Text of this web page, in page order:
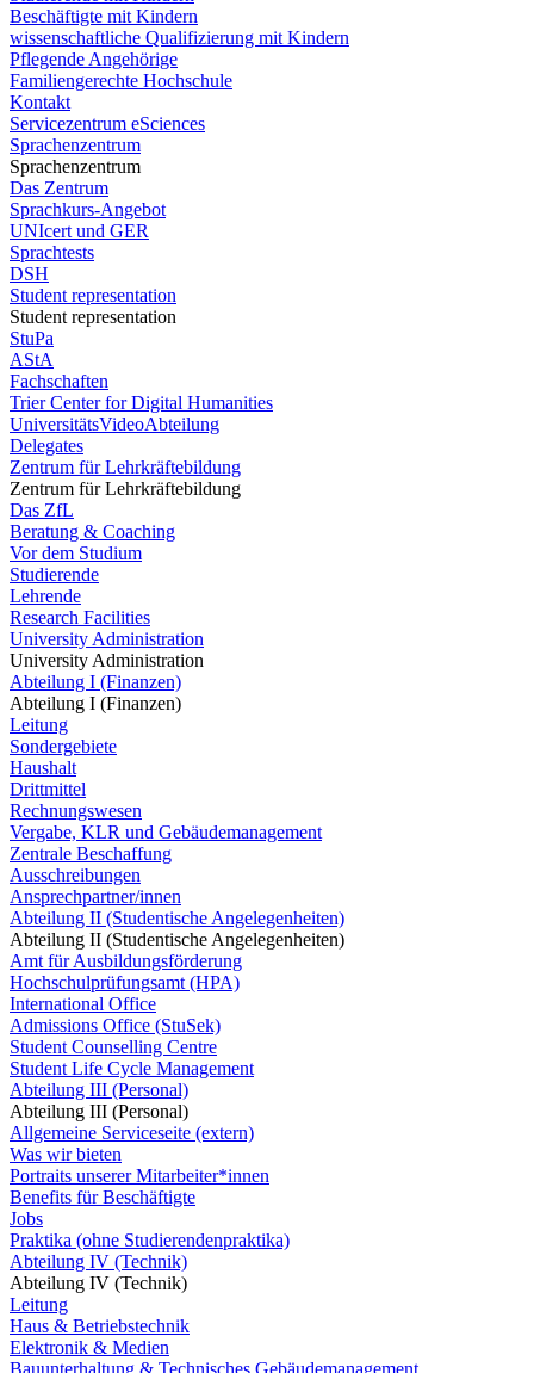
Beschäftigte mit Kindern
wissenschaftliche Qualifizierung mit Kindern
Pflegende Angehörige
Familiengerechte Hochschule
Kontakt
Servicezentrum eSciences
Sprachenzentrum
Sprachenzentrum
Das Zentrum
Sprachkurs-Angebot
UNIcert und GER
Sprachtests
DSH
Student representation
Student representation
StuPa
AStA
Fachschaften
Trier Center for Digital Humanities
UniversitätsVideoAbteilung
Delegates
Zentrum für Lehrkräftebildung
Zentrum für Lehrkräftebildung
Das ZfL
Beratung & Coaching
Vor dem Studium
Studierende
Lehrende
Research Facilities
University Administration
University Administration
Abteilung I (Finanzen)
Abteilung I (Finanzen)
Leitung
Sondergebiete
Haushalt
Drittmittel
Rechnungswesen
Vergabe, KLR und Gebäudemanagement
Zentrale Beschaffung
Ausschreibungen
Ansprechpartner/innen
Abteilung II (Studentische Angelegenheiten)
Abteilung II (Studentische Angelegenheiten)
Amt für Ausbildungsförderung
Hochschulprüfungsamt (HPA)
International Office
Admissions Office (StuSek)
Student Counselling Centre
Student Life Cycle Management
Abteilung III (Personal)
Abteilung III (Personal)
Allgemeine Serviceseite (extern)
Was wir bieten
Portraits unserer Mitarbeiter*innen
Benefits für Beschäftigte
Jobs
Praktika (ohne Studierendenpraktika)
Abteilung IV (Technik)
Abteilung IV (Technik)
Leitung
Haus & Betriebstechnik
Elektronik & Medien
Bauunterhaltung & Technisches Gebäudemanagement